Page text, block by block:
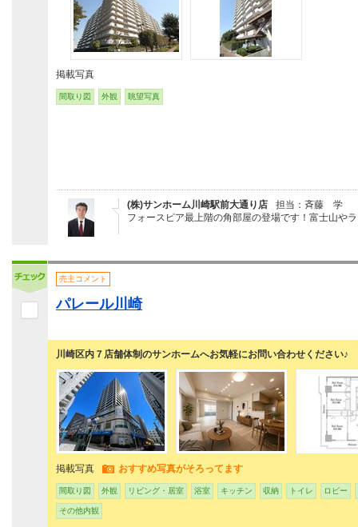
掲載写真
間取り図 外観 眺望写真
(株)サンホーム川崎駅前大通り店
担当：斉藤 学
フォースピア最上階の角部屋の登場です！富士山や
売主コメント
パレール川崎
川崎区内７店舗体制のサンホームへお気軽にお問い合わせください♪
掲載写真 おすすめ写真がそろってます
間取り図 外観 リビング・居室 浴室 キッチン 収納 トイレ ロビー
その他内観